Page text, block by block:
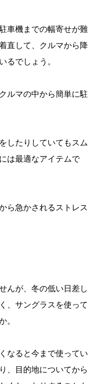
車機までの幅寄せが難
直して、クルマから降
るでしょう。
ルマの中から簡単に駐
したりしていてもスム
は最適なアイテムで
ら急かされるストレス
んが、冬の低い日差し
、サングラスを使って
。
なると今まで使ってい
、目的地についてから